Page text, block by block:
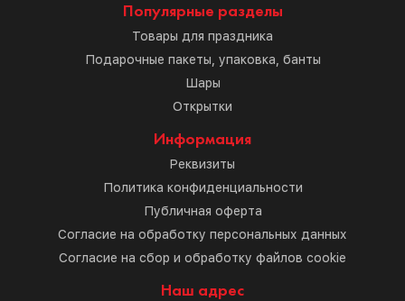
Популярные разделы
Товары для праздника
Подарочные пакеты, упаковка, банты
Шары
Открытки
Информация
Реквизиты
Политика конфиденциальности
Публичная оферта
Согласие на обработку персональных данных
Согласие на сбор и обработку файлов cookie
Наш адрес